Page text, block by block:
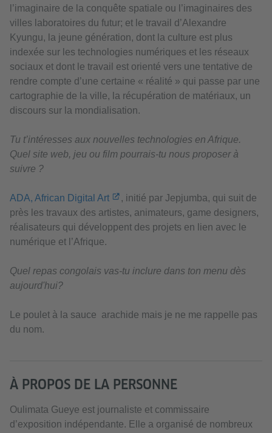
l’imaginaire de la conquête spatiale ou l’imaginaires des
villes laboratoires du futur; et le travail d’Alexandre
Kyungu, la jeune génération, dont la culture est plus
indexée sur les technologies numériques et les réseaux
sociaux et dont le travail est orienté vers une tentative de
rendre compte d’une certaine « réalité » qui passe par une
cartographie de la ville, la récupération de matériaux, un
discours sur la mondialisation.
Tu t’intéresses aux nouvelles technologies en Afrique.
Quel site web, jeu ou film pourrais-tu nous proposer à
suivre ?
ADA, African Digital Art
, initié par Jepjumba, qui suit de
près les travaux des artistes, animateurs, game designers,
réalisateurs qui développent des projets en lien avec le
numérique et l’Afrique.
Quel repas congolais vas-tu inclure dans ton menu dès
aujourd'hui?
Le poulet à la sauce arachide mais je ne me rappelle pas
du nom.
À PROPOS DE LA PERSONNE
Oulimata Gueye est journaliste et commissaire
d’exposition indépendante. Elle a organisé de nombreux